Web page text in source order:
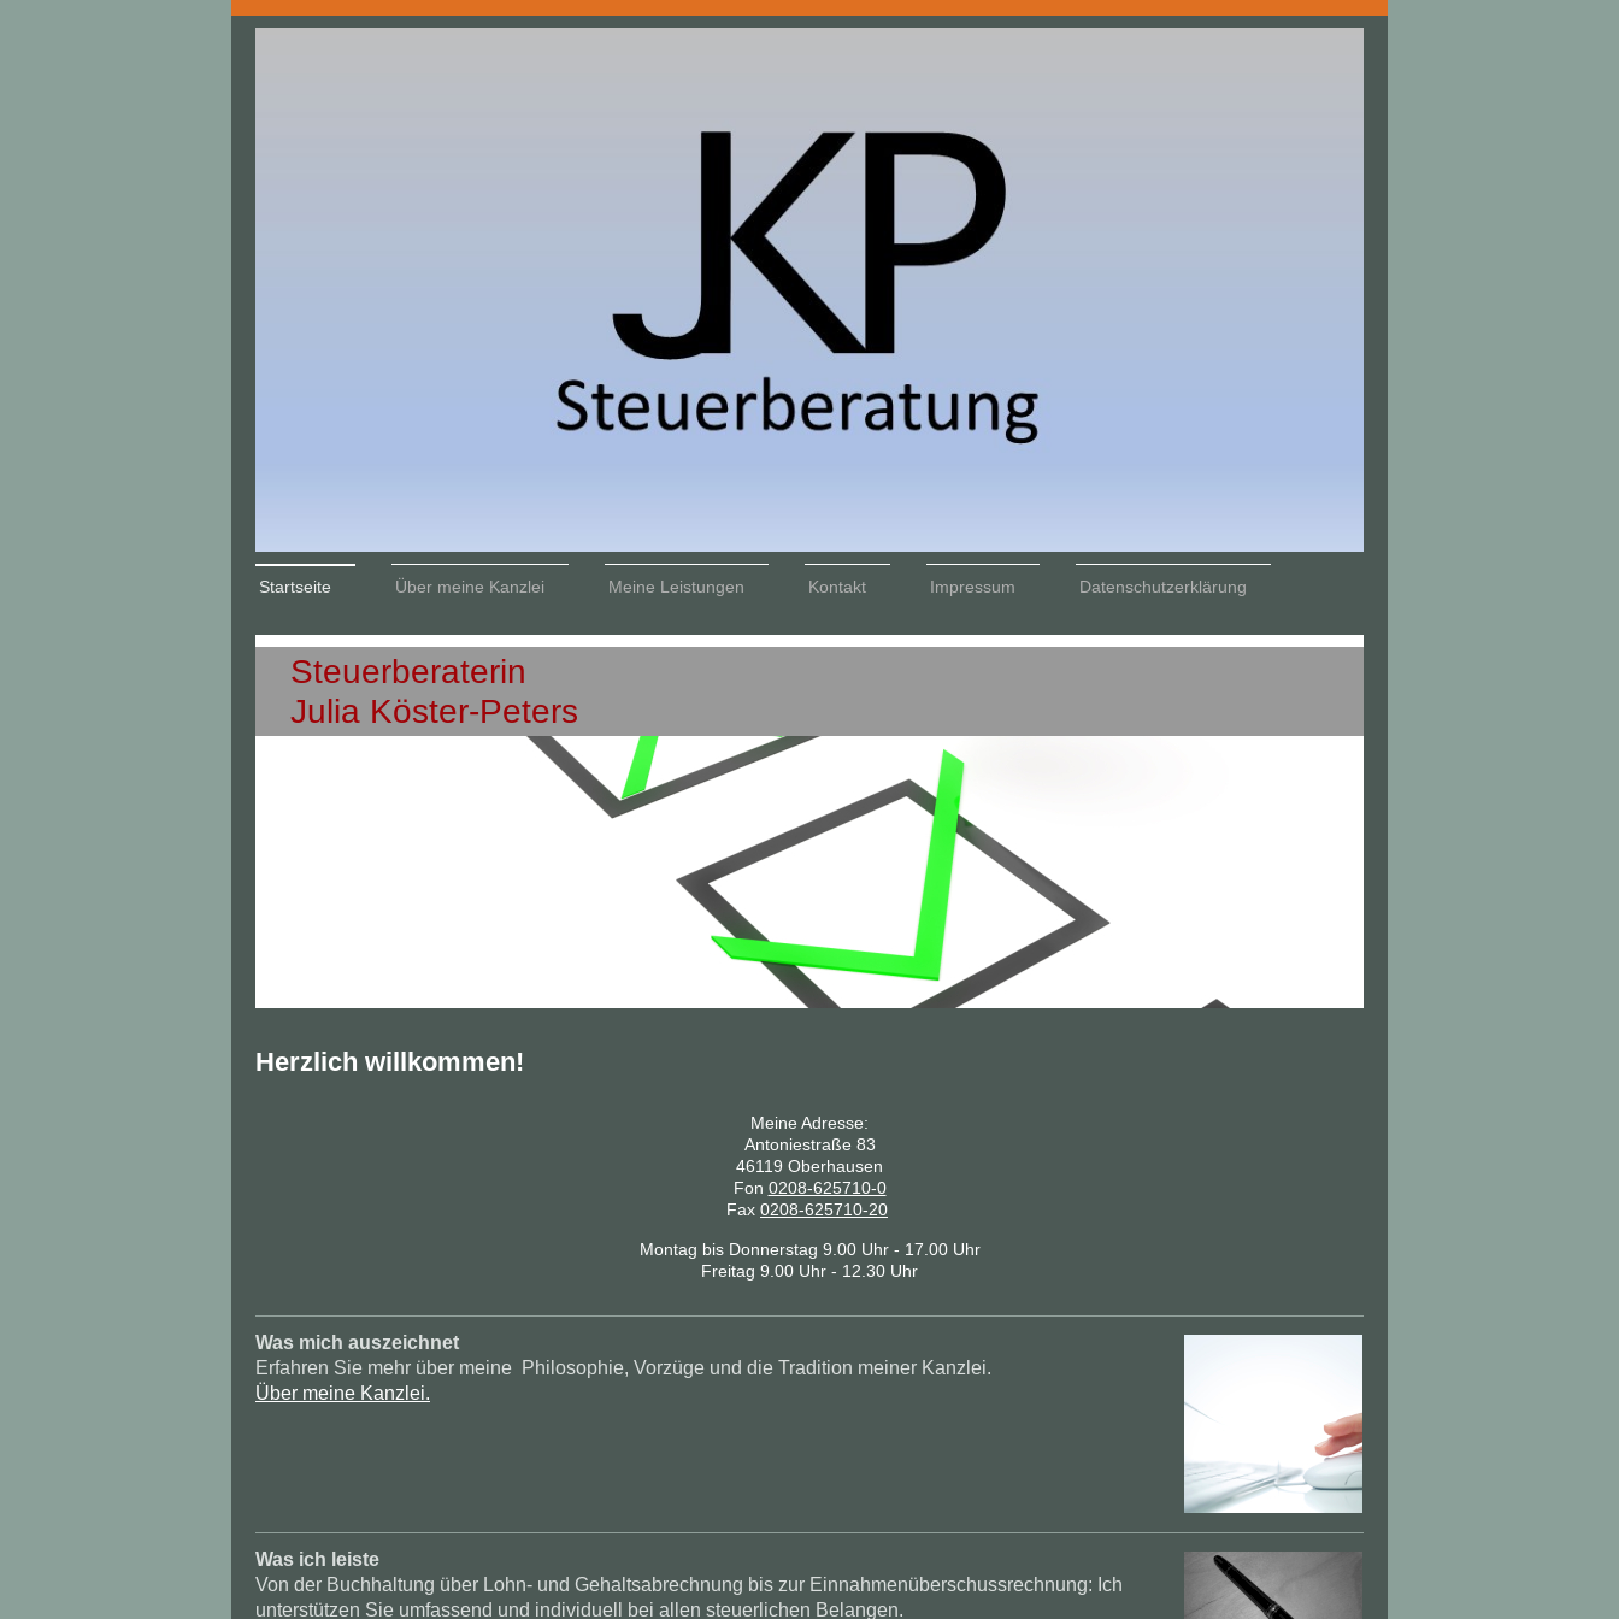
Startseite Über meine Kanzlei Meine Leistungen Kontakt Impressum Datenschutzerklärung
Steuerberaterin
Julia Köster-Peters
Herzlich willkommen!
Meine Adresse:
Antoniestraße 83
46119 Oberhausen
Fon 0208-625710-0
Fax 0208-625710-20
Montag bis Donnerstag 9.00 Uhr - 17.00 Uhr
Freitag 9.00 Uhr - 12.30 Uhr
Was mich auszeichnet
Erfahren Sie mehr über meine Philosophie, Vorzüge und die Tradition meiner Kanzlei.
Über meine Kanzlei.
Was ich leiste
Von der Buchhaltung über Lohn- und Gehaltsabrechnung bis zur Einnahmenüberschussrechnung: Ich
unterstützen Sie umfassend und individuell bei allen steuerlichen Belangen.